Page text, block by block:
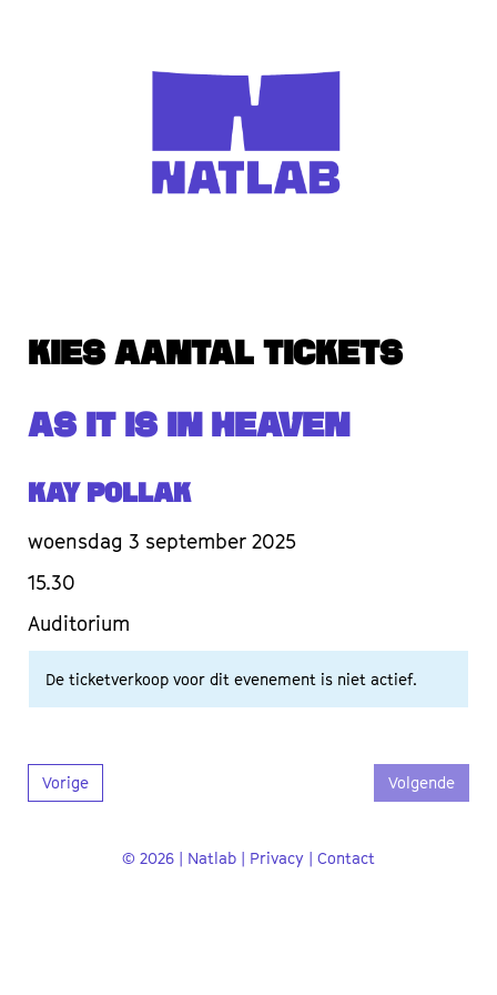
KIES AANTAL TICKETS
AS IT IS IN HEAVEN
Kay Pollak
woensdag 3 september 2025
15.30
Auditorium
De ticketverkoop voor dit evenement is niet actief.
Vorige Volgende
© 2026 | Natlab | Privacy | Contact